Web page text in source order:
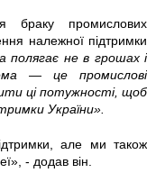
браку промислових
належної підтримки
полягає не в грошах і
— це промислові
ці потужності, щоб
України».
але ми також
- додав він.